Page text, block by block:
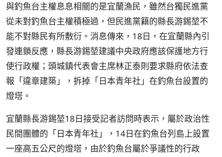
與釣魚台主權息息相關的是宜蘭漁民，雖然台獨民進黨
從未對釣魚台主權積極過，但民進黨籍的縣長游錫堃不
能不對縣民有所敷衍。消息傳來，18日，在宜蘭縣內引
發連鎖反應，縣長游錫堃建議中央政府應該保護地方行
使行政權；頭城鎮代表會主席林正泰則要求縣府依法查
報「違章建築」，拆掉「日本青年社」在釣魚台設置的
燈塔。
宜蘭縣長游錫堃18日接受記者訪問時表示，屬於政治性
民間團體的「日本青年社」，14日在釣魚台列島上設置
一座高五公尺的燈塔，由於釣魚台屬於爭議性的行政